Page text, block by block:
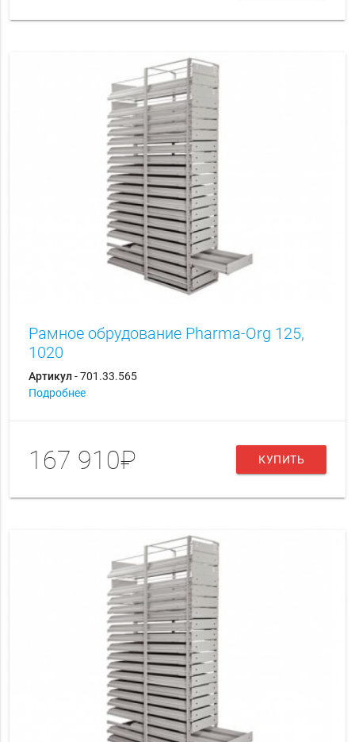
Рамное обрудование Pharma-Org 125,
1020
Артикул- 701.33.565
Подробнее
167 910₽ КУПИТЬ